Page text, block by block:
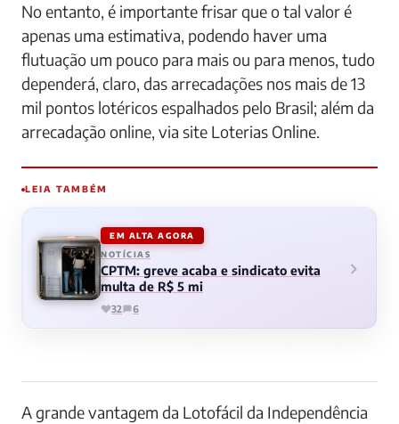
No entanto, é importante frisar que o tal valor é
apenas uma estimativa, podendo haver uma
flutuação um pouco para mais ou para menos, tudo
dependerá, claro, das arrecadações nos mais de 13
mil pontos lotéricos espalhados pelo Brasil; além da
arrecadação online, via site Loterias Online.
LEIA TAMBÉM
EM ALTA AGORA
NOTÍCIAS
CPTM: greve acaba e sindicato evita
multa de R$ 5 mi
32 6
A grande vantagem da Lotofácil da Independência